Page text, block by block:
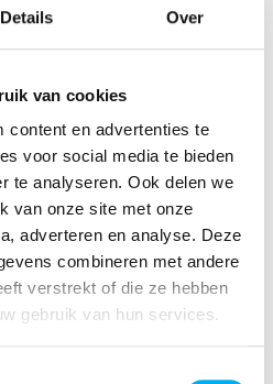
Details Over
van cookies
content en advertenties te
voor social media te bieden
te analyseren. Ook delen we
van onze site met onze
adverteren en analyse. Deze
combineren met andere
verstrekt of die ze hebben
gebruik van hun services.
nu?
Toch is een ongeluk snel
je doen in zo'n geval?
verzekering